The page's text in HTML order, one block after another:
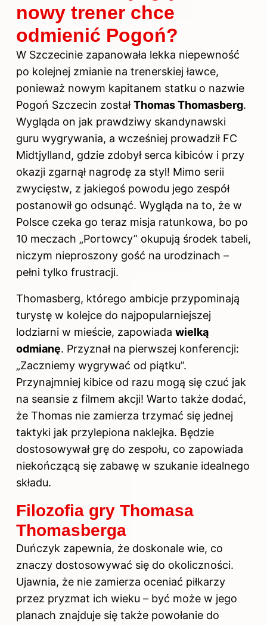
nowy trener chce
odmienić Pogoń?
W Szczecinie zapanowała lekka niepewność
po kolejnej zmianie na trenerskiej ławce,
ponieważ nowym kapitanem statku o nazwie
Pogoń Szczecin zostałThomas Thomasberg.
Wygląda on jak prawdziwy skandynawski
guru wygrywania, a wcześniej prowadził FC
Midtjylland, gdzie zdobył serca kibiców i przy
okazji zgarnął nagrodę za styl! Mimo serii
zwycięstw, z jakiegoś powodu jego zespół
postanowił go odsunąć. Wygląda na to, że w
Polsce czeka go teraz misja ratunkowa, bo po
10 meczach „Portowcy” okupują środek tabeli,
niczym nieproszony gość na urodzinach –
pełni tylko frustracji.
Thomasberg, którego ambicje przypominają
turystę w kolejce do najpopularniejszej
lodziarni w mieście, zapowiada wielką
odmianę. Przyznał na pierwszej konferencji:
„Zaczniemy wygrywać od piątku”.
Przynajmniej kibice od razu mogą się czuć jak
na seansie z filmem akcji! Warto także dodać,
że Thomas nie zamierza trzymać się jednej
taktyki jak przylepiona naklejka. Będzie
dostosowywał grę do zespołu, co zapowiada
niekończącą się zabawę w szukanie idealnego
składu.
Filozofia gry Thomasa
Thomasberga
Duńczyk zapewnia, że doskonale wie, co
znaczy dostosowywać się do okoliczności.
Ujawnia, że nie zamierza oceniać piłkarzy
przez pryzmat ich wieku – być może w jego
planach znajduje się także powołanie do